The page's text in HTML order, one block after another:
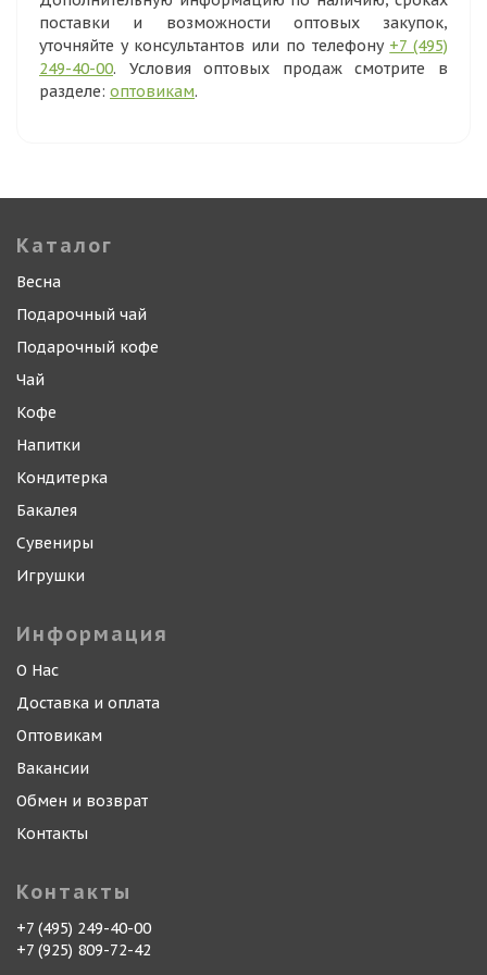
поставки и возможности оптовых закупок,
уточняйте у консультантов или по телефону +7 (495)
249-40-00. Условия оптовых продаж смотрите в
разделе: оптовикам.
Каталог
Весна
Подарочный чай
Подарочный кофе
Чай
Кофе
Напитки
Кондитерка
Бакалея
Сувениры
Игрушки
Информация
О Нас
Доставка и оплата
Оптовикам
Вакансии
Обмен и возврат
Контакты
Контакты
+7 (495) 249-40-00
+7 (925) 809-72-42